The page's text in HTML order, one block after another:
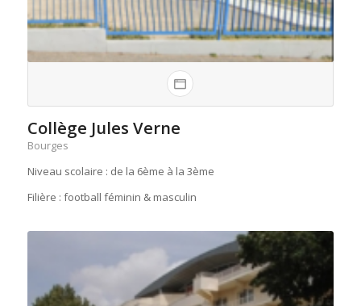
Collège Jules Verne
Bourges
Niveau scolaire : de la 6ème à la 3ème
Filière : football féminin & masculin